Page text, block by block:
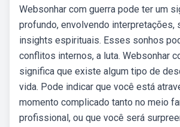
Websonhar com guerra pode ter um
profundo, envolvendo interpretações,
insights espirituais. Esses sonhos
conflitos internos, a luta. Websonhar
significa que existe algum tipo de
vida. Pode indicar que você está
momento complicado tanto no meio
profissional, ou que você será